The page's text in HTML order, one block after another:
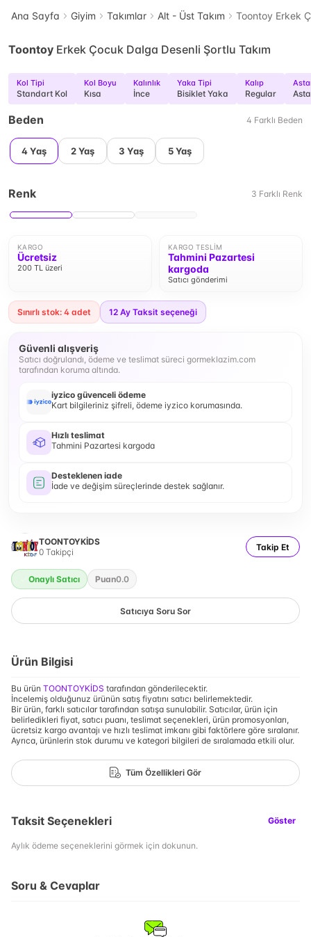
Ana Sayfa Giyim Takımlar Alt - Üst Takım Toontoy Erkek
Toontoy Erkek Çocuk Dalga Desenli Şortlu Takım
Kol Tipi
Standart Kol
Kol Boyu
Kısa
Kalınlık
İnce
Yaka Tipi
Bisiklet Yaka
Kalıp
Regular
Beden 4 Farklı Beden
4 Yaş 2 Yaş 3 Yaş 5 Yaş
Renk 3 Farklı Renk
KARGO
Ücretsiz
200 TL üzeri
KARGO TESLIM
Tahmini Pazartesi
kargoda
Satıcı gönderimi
Sınırlı stok: 4 adet 12 Ay Taksit seçeneği
Güvenli alışveriş
Satıcı doğrulandı, ödeme ve teslimat süreci gormeklazim.com
tarafından koruma altında.
iyzico güvenceli ödeme
Kart bilgileriniz şifreli, ödeme iyzico korumasında.
Hızlı teslimat
Tahmini Pazartesi kargoda
Desteklenen iade
İade ve değişim süreçlerinde destek sağlanır.
TOONTOYKİDS
0 Takipçi Takip Et
Onaylı Satıcı Puan0.0
Satıcıya Soru Sor
Ürün Bilgisi
Bu ürün TOONTOYKİDS tarafından gönderilecektir.
İncelemiş olduğunuz ürünün satış fiyatını satıcı belirlemektedir.
Bir ürün, farklı satıcılar tarafından satışa sunulabilir. Satıcılar, ürün için
belirledikleri fiyat, satıcı puanı, teslimat seçenekleri, ürün promosyonları,
ücretsiz kargo avantajı ve hızlı teslimat imkanı gibi faktörlere göre sıralanır.
Ayrıca, ürünlerin stok durumu ve kategori bilgileri de sıralamada etkili olur.
Tüm Özellikleri Gör
Taksit Seçenekleri Göster
Aylık ödeme seçeneklerini görmek için dokunun.
Soru & Cevaplar